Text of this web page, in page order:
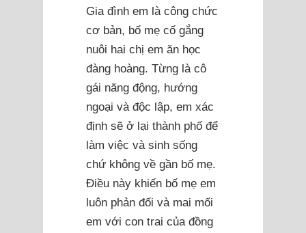
Gia đình em là công chức
cơ bản, bố mẹ cố gắng
nuôi hai chị em ăn học
đàng hoàng. Từng là cô
gái năng động, hướng
ngoại và độc lập, em xác
định sẽ ở lại thành phố để
làm việc và sinh sống
chứ không về gần bố mẹ.
Điều này khiến bố mẹ em
luôn phản đối và mai mối
em với con trai của đồng